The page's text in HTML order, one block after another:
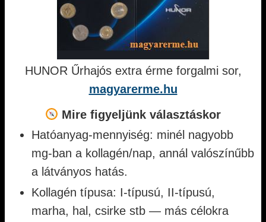
HUNOR Űrhajós extra érme forgalmi sor,
magyarerme.hu
Mire figyeljünk választáskor
Hatóanyag-mennyiség: minél nagyobb
mg-ban a kollagén/nap, annál valószínűbb
a látványos hatás.
Kollagén típusa: I-típusú, II-típusú,
marha, hal, csirke stb — más célokra